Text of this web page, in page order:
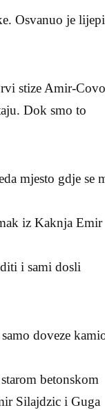
Osvanuo je lijepi
stize Amir-Covo
Dok smo to
mjesto gdje se
iz Kaknja Emir
i sami dosli
doveze
betonskom
Silajdzic i Guga